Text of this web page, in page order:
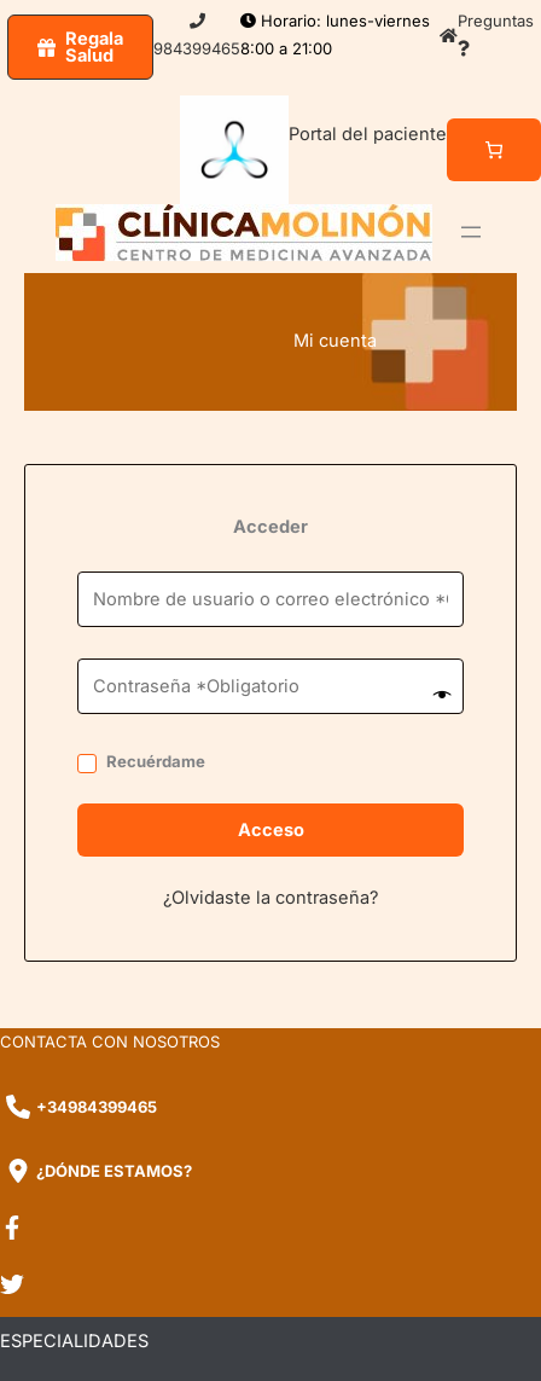
Ir
contenido
Regala
Salud 984399465
Horario: lunes-viernes
8:00 a 21:00
Preguntas
Portal del paciente
Mi cuenta
Acceder
Recuérdame
Acceso
¿Olvidaste la contraseña?
CONTACTA CON NOSOTROS
+34984399465
¿DÓNDE ESTAMOS?
ESPECIALIDADES